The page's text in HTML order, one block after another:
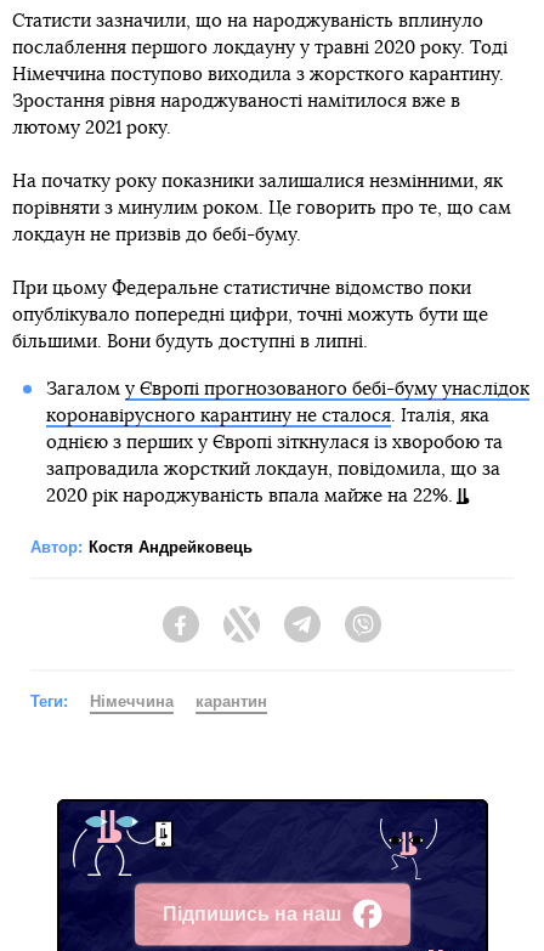
Статисти зазначили, що на народжуваність вплинуло
послаблення першого локдауну у травні 2020 року. Тоді
Німеччина поступово виходила з жорсткого карантину.
Зростання рівня народжуваності намітилося вже в
лютому 2021 року.
На початку року показники залишалися незмінними, як
порівняти з минулим роком. Це говорить про те, що сам
локдаун не призвів до бебі-буму.
При цьому Федеральне статистичне відомство поки
опублікувало попередні цифри, точні можуть бути ще
більшими. Вони будуть доступні в липні.
Загалом у Європі прогнозованого бебі-буму унаслідок
коронавірусного карантину не сталося. Італія, яка
однією з перших у Європі зіткнулася із хворобою та
запровадила жорсткий локдаун, повідомила, що за
2020 рік народжуваність впала майже на 22%.
Автор: Костя Андрейковець
FacebookTwitter Telegram
Теги: Німеччина карантин
Підпишись на наш
Facebook